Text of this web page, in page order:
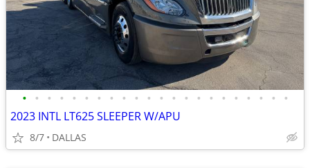
• • • • • • • • • • • • • • • • • • • • • •
2023 INTL LT625 SLEEPER W/APU
8/7 DALLAS